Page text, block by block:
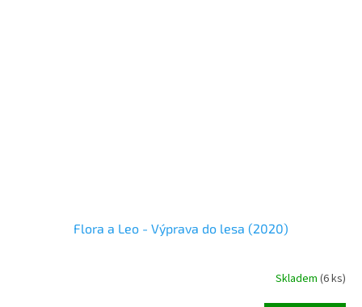
Flora a Leo - Výprava do lesa (2020)
Skladem (6 ks)